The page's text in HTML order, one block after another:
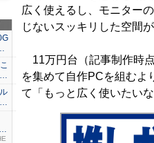
広く使えるし、モニター
じないスッキリした空間
11万円台（記事制作時
を集めて自作PCを組むよ
て「もっと広く使いたい